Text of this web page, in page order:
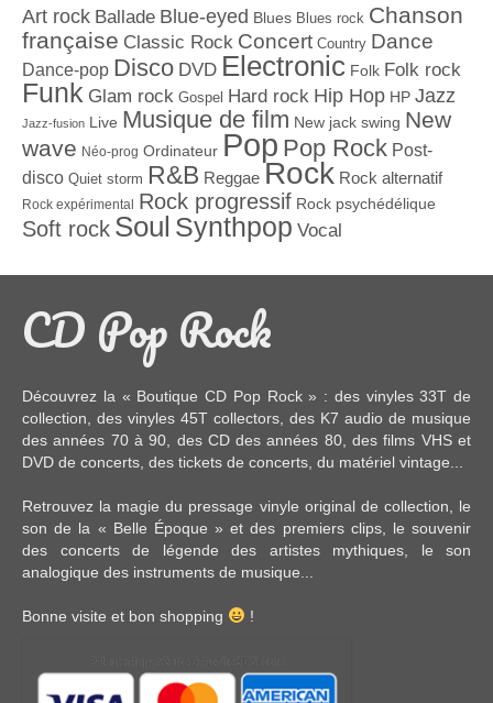
Art rock Ballade Blue-eyed Blues Blues rock Chanson
française Classic Rock Concert Country Dance
Dance-pop Disco DVD Electronic Folk Folk rock
Funk Glam rock Gospel Hard rock Hip Hop HP Jazz
Jazz-fusion Live Musique de film New jack swing New
wave Néo-prog Ordinateur Pop Pop Rock Post-
disco Quiet storm R&B Reggae Rock Rock alternatif
Rock expérimental Rock progressif Rock psychédélique
Soft rock Soul Synthpop Vocal
CD Pop Rock
Découvrez la « Boutique CD Pop Rock » : des vinyles 33T de
collection, des vinyles 45T collectors, des K7 audio de musique
des années 70 à 90, des CDdes années 80, desfilms VHS et
DVD de concerts, des tickets de concerts , du matériel vintage
Retrouvez la magie du pressage vinyle original de collection, le
son de la « Belle Époque » et des premiers clips, le souvenir
des concerts de légende des artistes mythiques, le son
analogique des instruments de musique...
Bonne visite et bon shopping !